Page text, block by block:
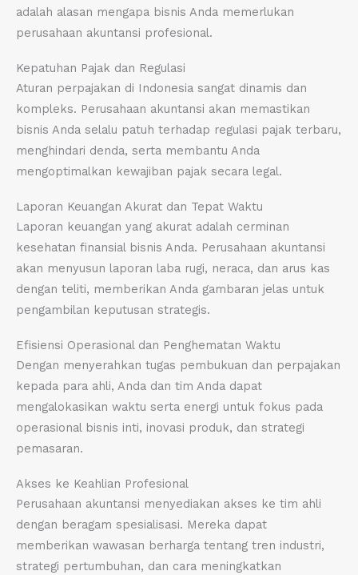
adalah alasan mengapa bisnis Anda memerlukan
perusahaan akuntansi profesional.
Kepatuhan Pajak dan Regulasi
Aturan perpajakan di Indonesia sangat dinamis dan
kompleks. Perusahaan akuntansi akan memastikan
bisnis Anda selalu patuh terhadap regulasi pajak terbaru,
menghindari denda, serta membantu Anda
mengoptimalkan kewajiban pajak secara legal.
Laporan Keuangan Akurat dan Tepat Waktu
Laporan keuangan yang akurat adalah cerminan
kesehatan finansial bisnis Anda. Perusahaan akuntansi
akan menyusun laporan laba rugi, neraca, dan arus kas
dengan teliti, memberikan Anda gambaran jelas untuk
pengambilan keputusan strategis.
Efisiensi Operasional dan Penghematan Waktu
Dengan menyerahkan tugas pembukuan dan perpajakan
kepada para ahli, Anda dan tim Anda dapat
mengalokasikan waktu serta energi untuk fokus pada
operasional bisnis inti, inovasi produk, dan strategi
pemasaran.
Akses ke Keahlian Profesional
Perusahaan akuntansi menyediakan akses ke tim ahli
dengan beragam spesialisasi. Mereka dapat
memberikan wawasan berharga tentang tren industri,
strategi pertumbuhan, dan cara meningkatkan